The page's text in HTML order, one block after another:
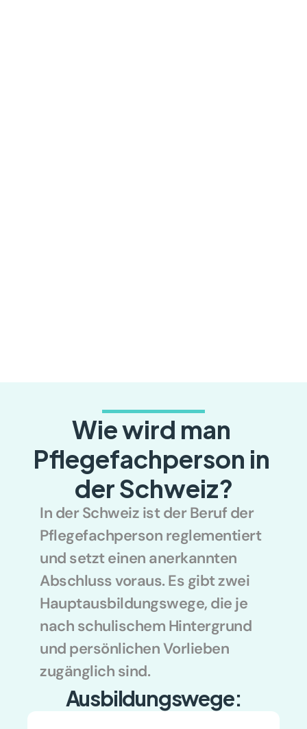
Wie wird man
Pflegefachperson in
der Schweiz?
In der Schweiz ist der Beruf der
Pflegefachperson reglementiert
und setzt einen anerkannten
Abschluss voraus. Es gibt zwei
Hauptausbildungswege, die je
nach schulischem Hintergrund
und persönlichen Vorlieben
zugänglich sind.
Ausbildungswege: